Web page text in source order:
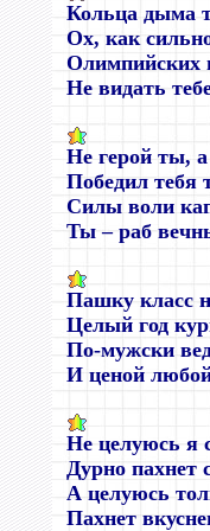
Кольца дыма
Ох, как
Олимпийских
Не видать
Не герой ты, а
Победил тебя
Силы воли
Ты – раб
Пашку класс
Целый год
По-мужски
И ценой
Не целуюсь я
Дурно пахнет
А целуюсь
Пахнет